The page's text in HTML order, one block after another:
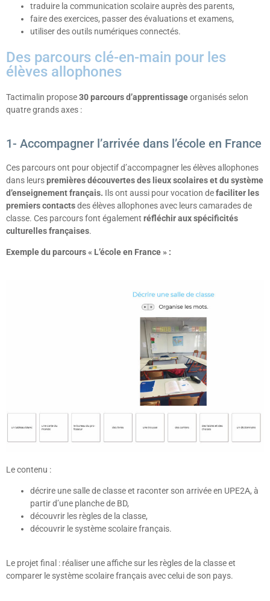
traduire la communication scolaire auprès des parents,
faire des exercices, passer des évaluations et examens,
utiliser des outils numériques connectés.
Des parcours clé-en-main pour les
élèves allophones
Tactimalin propose30 parcours d’apprentissageorganisés selon
quatre grands axes :
1- Accompagner l’arrivée dans l’école en France
Ces parcours ont pour objectif d’accompagner les élèves allophones
dans leurspremières découvertes des lieux scolaires et du système
d’enseignement français. Ils ont aussi pour vocation defaciliter les
premiers contactsdes élèves allophones avec leurs camarades de
classe. Ces parcours font également réfléchir aux spécificités
culturelles françaises.
Exemple du parcours « L’école en France » :
Le contenu :
décrire une salle de classe et raconter son arrivée en UPE2A, à
partir d’une planche de BD,
découvrir les règles de la classe,
découvrir le système scolaire français.
Le projet final : réaliser une affiche sur les règles de la classe et
comparer le système scolaire français avec celui de son pays.